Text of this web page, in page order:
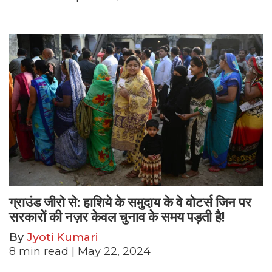
ग्राउंड जीरो से: हाशिये के समुदाय के वे वोटर्स जिन पर
सरकारों की नज़र केवल चुनाव के समय पड़ती है!
By Jyoti Kumari
8 min read | May 22, 2024